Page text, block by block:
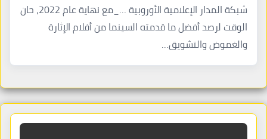
شبكة المدار الإعلامية الأوروبية …_مع نهاية عام 2022، حان
الوقت لرصد أفضل ما قدمته السينما من أفلام الإثارة
والغموض والتشويق…